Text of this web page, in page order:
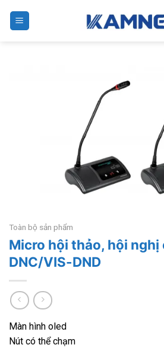
Toàn bộ sản phẩm
Micro hội thảo, hội nghị
DNC/VIS-DND
Màn hình oled
Nút có thể chạm